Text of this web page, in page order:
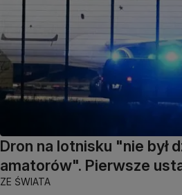
Dron na lotnisku "nie był
amatorów". Pierwsze
ZE ŚWIATA